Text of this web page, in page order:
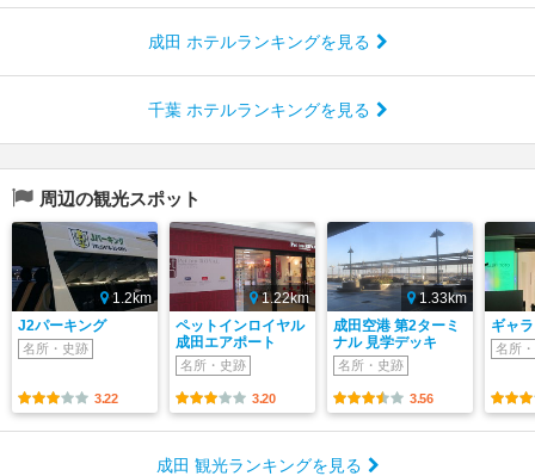
成田 ホテルランキングを見る
千葉 ホテルランキングを見る
周辺の観光スポット
1.2km
J2パーキング
名所・史跡
3.22
1.22km
ペットインロイヤル
成田エアポート
名所・史跡
3.20
1.33km
成田空港 第2ターミ
ナル 見学デッキ
名所・史跡
3.56
ギャ
名所
成田 観光ランキングを見る